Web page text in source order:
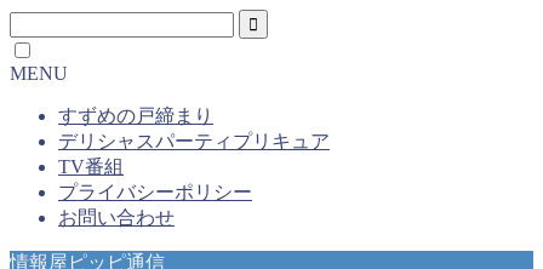
MENU
すずめの戸締まり
デリシャスパーティプリキュア
TV番組
プライバシーポリシー
お問い合わせ
情報屋ピッピ通信